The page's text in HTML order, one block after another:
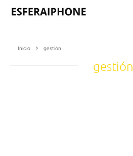
Inicio gestión
gestión